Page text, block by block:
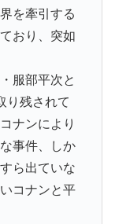
を牽引する
おり、突如
服部平次と
り残されて
ナンにより
事件、しか
ら出ていな
コナンと平